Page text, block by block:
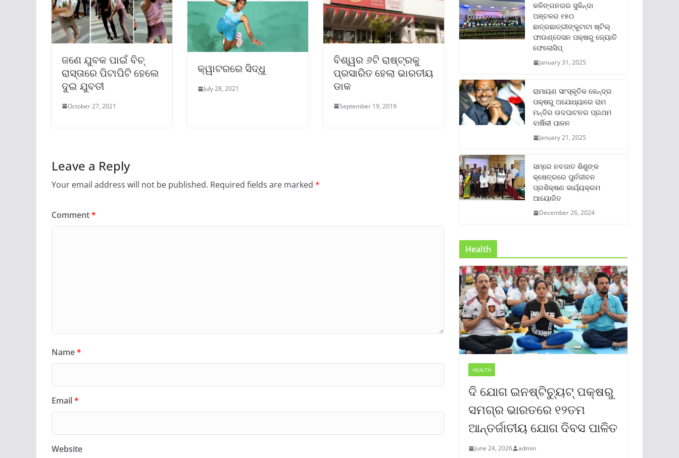
ଜଣେ ଯୁବକ ପାଇଁ ବିଚ୍‌
ରାସ୍ତାରେ ପିଟାପିଟି ହେଲେ
ଦୁଇ ଯୁବତୀ
October 27, 2021
କ୍ୱାଟରରେ ସିଦ୍ଧୁ
July 28, 2021
ବିଶ୍ୱର ୬ଟି ରାଷ୍ଟ୍ରକୁ
ପ୍ରସାରିତ ହେଲା ଭାରତୀୟ
ଡାକ
September 19, 2019
Leave a Reply
Your email address will not be published. Required fields are marked *
Comment*
Name*
Email*
Website
କଳିଙ୍ଗନଗର ସୁକିନ୍ଦା
ଅଞ୍ଚଳର ୧୫୦
ଛାତ୍ରଛାତ୍ରୀଙ୍କୁଟାଟା ଷ୍ଟିଲ୍
ଫାଉଣ୍ଡେସନ ପକ୍ଷରୁ ଜ୍ୟୋତି
ଫେଲୋସିପ୍‌
January 31, 2025
ରାମାୟଣ ସାଂସ୍କୃତିକ କେନ୍ଦ୍ର
ପକ୍ଷରୁ ଅଯୋଧ୍ୟାରେ ରାମ
ମନ୍ଦିର ଉଦଘାଟନର ପ୍ରଥମ
ବାର୍ଷିକୀ ପାଳନ
January 21, 2025
ସମ୍‌ରେ ନବଜାତ ଶିଶୁଙ୍କ
କ୍ଷେତ୍ରରେ ପୁର୍ନଜୀବନ
ପ୍ରଶିକ୍ଷଣ କାର୍ଯ୍ୟକ୍ରମ
ଆୟୋଜିତ
December 26, 2024
Health
HEALTH
ଦି ଯୋଗ ଇନଷ୍ଟିଚ୍ୟୁଟ୍ ପକ୍ଷରୁ
ସମଗ୍ର ଭାରତରେ ୧୨ତମ
ଆନ୍ତର୍ଜାତୀୟ ଯୋଗ ଦିବସ ପାଳିତ
June 24, 2026 admin